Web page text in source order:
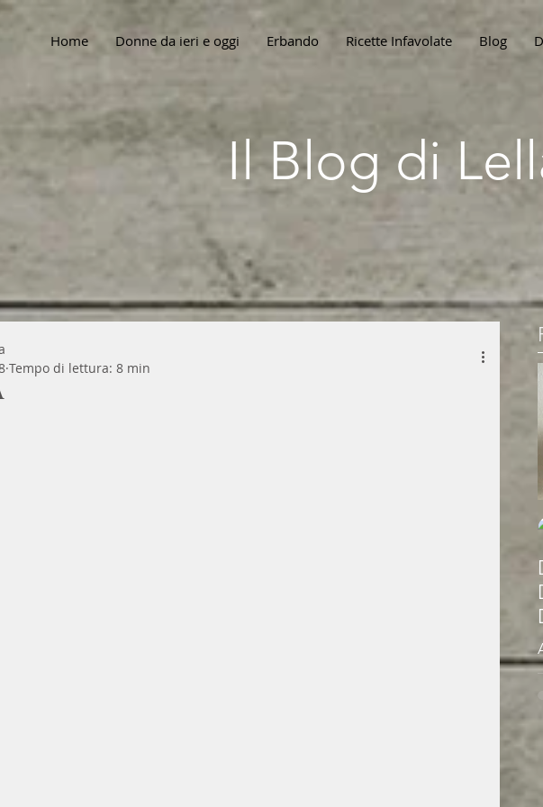
Home Donne da ieri e oggi Erbando Ricette Infavolate Blog
Il Blog di
Tempo di lettura: 8 min